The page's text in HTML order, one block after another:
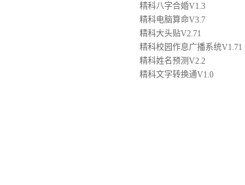
精科八字合婚V1.3
精科电脑算命V3.7
精科大头贴V2.71
精科校园作息广播系统V1.71
精科姓名预测V2.2
精科文字转换通V1.0